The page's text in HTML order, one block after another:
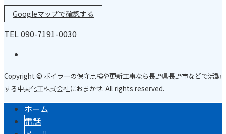
Googleマップで確認する
TEL 090-7191-0030
Copyright © ボイラーの保守点検や更新工事なら長野県長野市などで活動
する中央化工株式会社におまかせ. All rights reserved.
ホーム
電話